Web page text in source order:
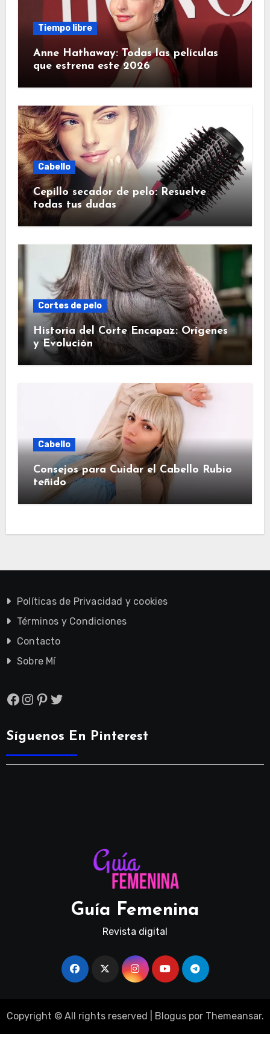
Tiempo libre
Anne Hathaway: Todas las películas
que estrena este 2026
Cabello
Cepillo secador de pelo: Resuelve
todas tus dudas
Cortes de pelo
Historia del Corte Encapaz: Orígenes
y Evolución
Cabello
Consejos para Cuidar el Cabello Rubio
teñido
Políticas de Privacidad y cookies
Términos y Condiciones
Contacto
Sobre Mí
Facebook
Instagram
Pinterest
Twitter
Síguenos En Pinterest
Guía Femenina
Revista digital
Copyright © All rights reserved Bloguspor Themeansar.